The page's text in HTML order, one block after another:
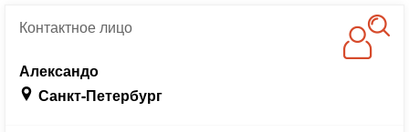
Контактноелицо
Александо
Санкт-Петербург